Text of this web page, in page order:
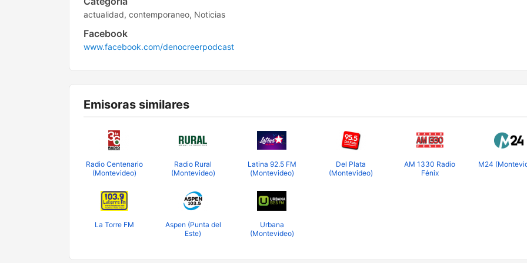
actualidad, contemporaneo, Noticias
Facebook
www.facebook.com/denocreerpodcast
Emisoras similares
Radio Centenario
(Montevideo)
Radio Rural
(Montevideo)
Latina 92.5 FM
(Montevideo)
Del Plata
(Montevideo)
AM 1330 Radio
Fénix
M24
La Torre FM
Aspen (Punta del
Este)
Urbana
(Montevideo)